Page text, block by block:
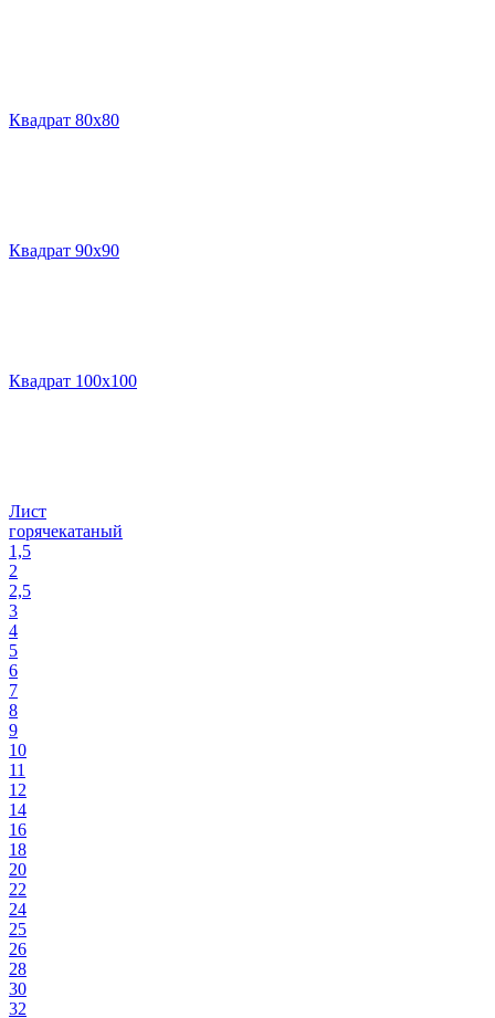
Квадрат 80х80
Квадрат 90х90
Квадрат 100х100
Лист
горячекатаный
1,5
2
2,5
3
4
5
6
7
8
9
10
11
12
14
16
18
20
22
24
25
26
28
30
32